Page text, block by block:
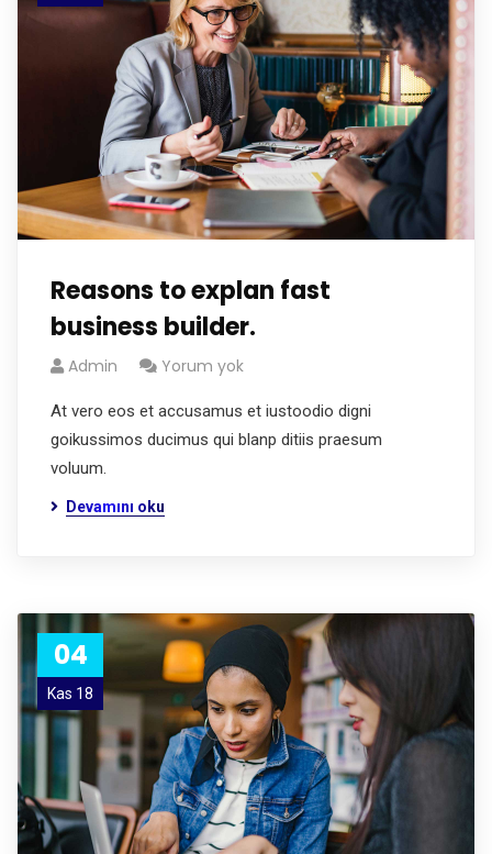
Reasons to explan fast
business builder.
Admin Yorum yok
At vero eos et accusamus et iustoodio digni
goikussimos ducimus qui blanp ditiis praesum
voluum.
Devamını oku
04
Kas 18